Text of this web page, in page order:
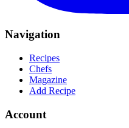
Navigation
Recipes
Chefs
Magazine
Add Recipe
Account